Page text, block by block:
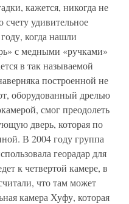
кажется, никогда не
удивительное
когда нашли
с медными «ручками»
в так называемой
построенной не
оборудованный дрелью
смог преодолеть
дверь, которая по
В 2004 году группа
георадар для
к четвертой камере, в
что там может
камера Хуфу, которая